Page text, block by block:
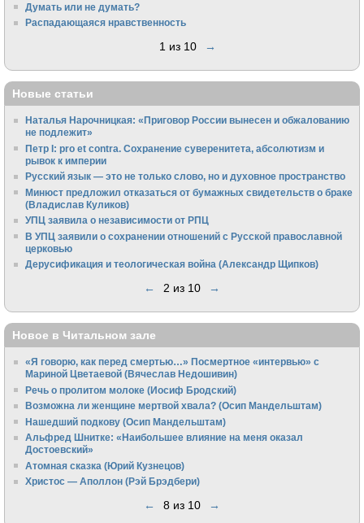
Думать или не думать?
Распадающаяся нравственность
1 из 10 →
Новые статьи
Наталья Нарочницкая: «Приговор России вынесен и обжалованию
не подлежит»
Петр I: pro et contra. Сохранение суверенитета, абсолютизм и
рывок к империи
Русский язык — это не только слово, но и духовное пространство
Минюст предложил отказаться от бумажных свидетельств о браке
(Владислав Куликов)
УПЦ заявила о независимости от РПЦ
В УПЦ заявили о сохранении отношений с Русской православной
церковью
Дерусификация и теологическая война (Александр Щипков)
← 2 из 10 →
Новое в Читальном зале
«Я говорю, как перед смертью…» Посмертное «интервью» с
Мариной Цветаевой (Вячеслав Недошивин)
Речь о пролитом молоке (Иосиф Бродский)
Возможна ли женщине мертвой хвала? (Осип Мандельштам)
Нашедший подкову (Осип Мандельштам)
Альфред Шнитке: «Наибольшее влияние на меня оказал
Достоевский»
Атомная сказка (Юрий Кузнецов)
Христос — Аполлон (Рэй Брэдбери)
← 8 из 10 →